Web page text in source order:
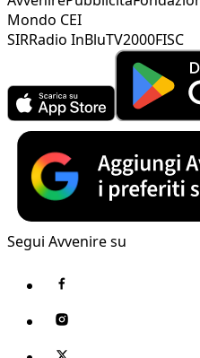
Mondo CEI
SIRRadio InBluTV2000FISC
Segui Avvenire su